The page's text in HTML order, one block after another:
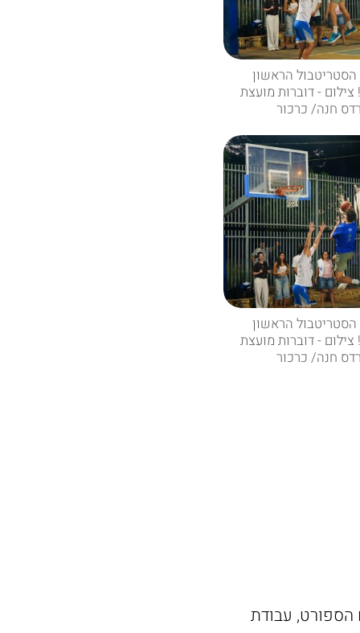
הסטריטבול הראשון
- דוברות מועצת
חנה/ כרכור
הסטריטבול הראשון
- דוברות מועצת
חנה/ כרכור
עבודת